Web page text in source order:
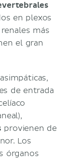
en plexos
más
el gran
de entrada
provienen de
Los
órganos